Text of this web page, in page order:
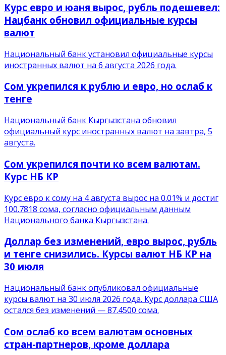
Курс евро и юаня вырос, рубль подешевел:
Нацбанк обновил официальные курсы
валют
Национальный банк установил официальные курсы
иностранных валют на 6 августа 2026 года.
Сом укрепился к рублю и евро, но ослаб к
тенге
Национальный банк Кыргызстана обновил
официальный курс иностранных валют на завтра, 5
августа.
Сом укрепился почти ко всем валютам.
Курс НБ КР
Курс евро к сому на 4 августа вырос на 0.01% и достиг
100.7818 сома, согласно официальным данным
Национального банка Кыргызстана.
Доллар без изменений, евро вырос, рубль
и тенге снизились. Курсы валют НБ КР на
30 июля
Национальный банк опубликовал официальные
курсы валют на 30 июля 2026 года. Курс доллара США
остался без изменений — 87.4500 сома.
Сом ослаб ко всем валютам основных
стран-партнеров, кроме доллара